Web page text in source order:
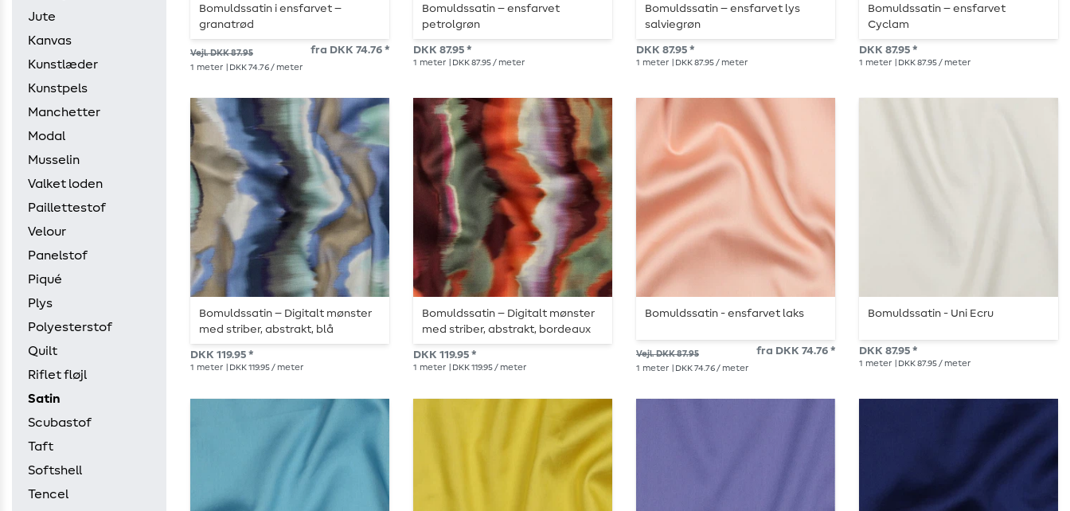
Jute
Kanvas
Kunstlæder
Kunstpels
Manchetter
Modal
Musselin
Valket loden
Paillettestof
Velour
Panelstof
Piqué
Plys
Polyesterstof
Quilt
Riflet fløjl
Satin
Scubastof
Taft
Softshell
Tencel
Bomuldssatin i ensfarvet –
granatrød
Vejl. DKK 87.95 fra DKK 74.76 *
1 meter | DKK 74.76 / meter
Bomuldssatin – ensfarvet
petrolgrøn
DKK 87.95 *
1 meter | DKK 87.95 / meter
Bomuldssatin – ensfarvet lys
salviegrøn
DKK 87.95 *
1 meter | DKK 87.95 / meter
Bomuldssatin – ensfarvet
Cyclam
DKK 87.95 *
1 meter | DKK 87.95 / meter
Bomuldssatin – Digitalt mønster
med striber, abstrakt, blå
DKK 119.95 *
1 meter | DKK 119.95 / meter
Bomuldssatin – Digitalt mønster
med striber, abstrakt, bordeaux
DKK 119.95 *
1 meter | DKK 119.95 / meter
Bomuldssatin - ensfarvet laks
Vejl. DKK 87.95 fra DKK 74.76 *
1 meter | DKK 74.76 / meter
Bomuldssatin - Uni Ecru
DKK 87.95 *
1 meter | DKK 87.95 / meter